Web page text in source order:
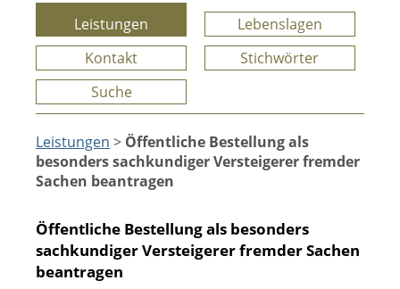
Leistungen
Lebenslagen
Kontakt
Stichwörter
Suche
Leistungen > Öffentliche Bestellung als
besonders sachkundiger Versteigerer fremder
Sachen beantragen
Öffentliche Bestellung als besonders
sachkundiger Versteigerer fremder Sachen
beantragen